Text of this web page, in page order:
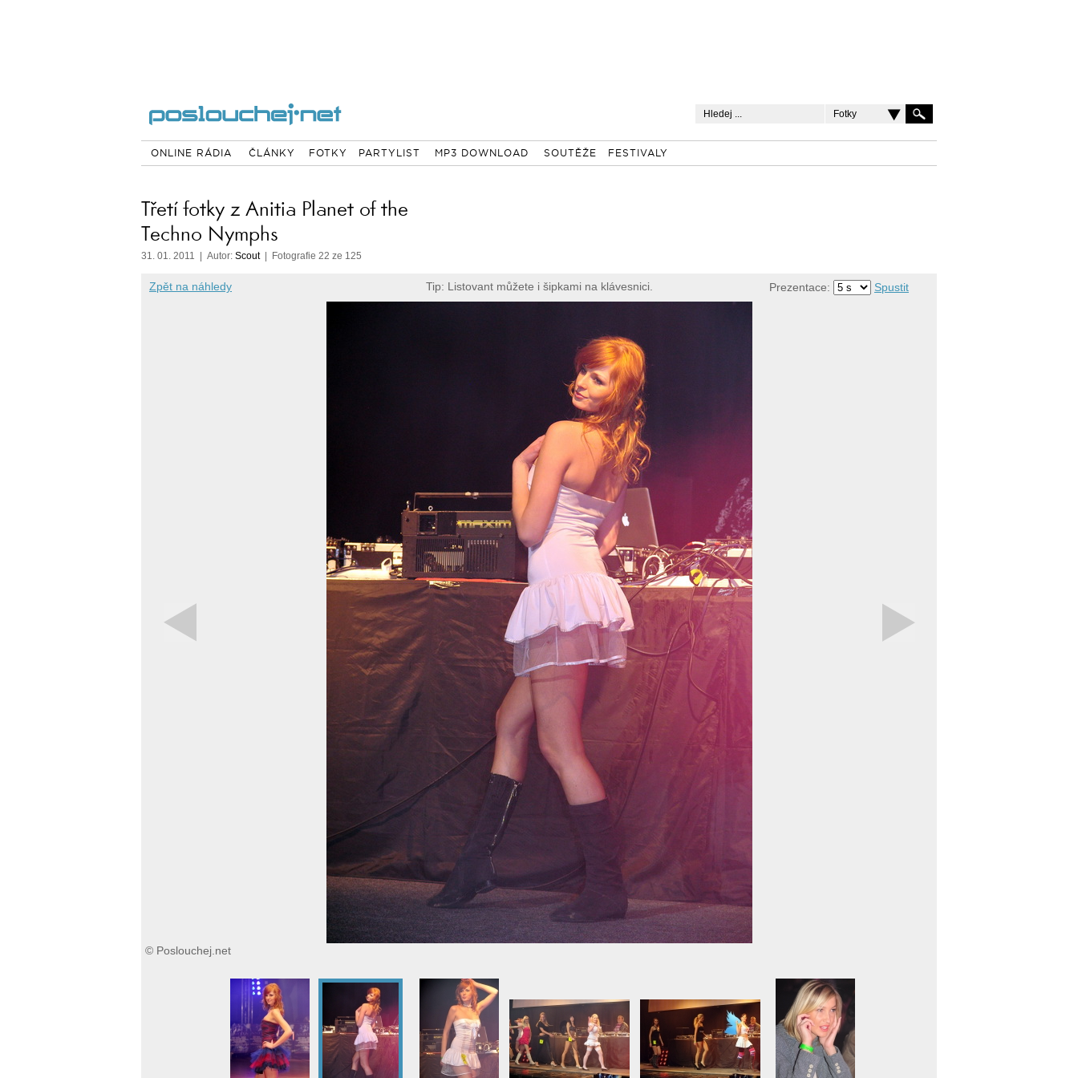
Fotky
ONLINE RÁDIA ČLÁNKY FOTKY PARTYLIST MP3 DOWNLOAD SOUTĚŽE FESTIVALY
Třetí fotky z Anitia Planet of the
Techno Nymphs
31. 01. 2011 | Autor: Scout| Fotografie 22 ze 125
Zpět na náhledy Tip: Listovant můžete i šipkami na klávesnici. Prezentace: Spustit
© Poslouchej.net